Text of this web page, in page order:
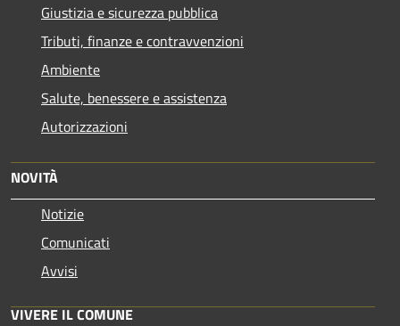
Giustizia e sicurezza pubblica
Tributi, finanze e contravvenzioni
Ambiente
Salute, benessere e assistenza
Autorizzazioni
NOVITÀ
Notizie
Comunicati
Avvisi
VIVERE IL COMUNE